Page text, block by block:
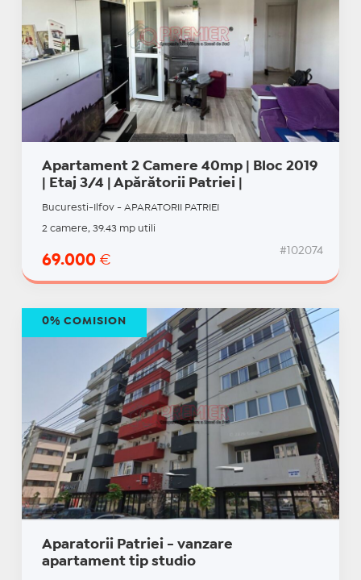
Apartament 2 Camere 40mp | Bloc 2019
| Etaj 3/4 | Apărătorii Patriei |
Bucuresti-Ilfov - APARATORII PATRIEI
2 camere, 39.43 mp utili
69.000 €
#102074
Aparatorii Patriei - vanzare
apartament tip studio
0% COMISION